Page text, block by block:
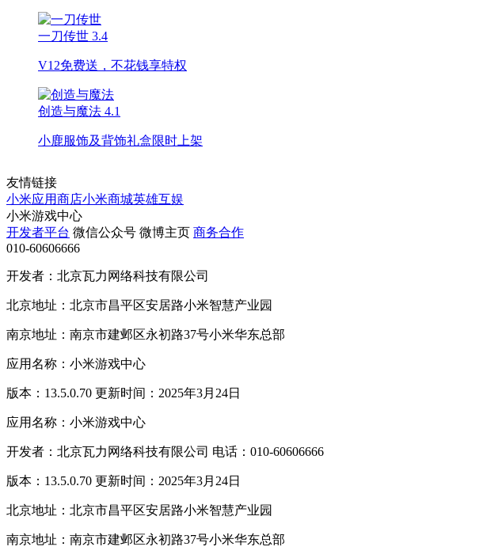
一刀传世 3.4
V12免费送，不花钱享特权
创造与魔法 4.1
小鹿服饰及背饰礼盒限时上架
友情链接
小米应用商店小米商城英雄互娱
小米游戏中心
开发者平台 微信公众号 微博主页 商务合作
010-60606666
开发者：北京瓦力网络科技有限公司
北京地址：北京市昌平区安居路小米智慧产业园
南京地址：南京市建邺区永初路37号小米华东总部
应用名称：小米游戏中心
版本：13.5.0.70 更新时间：2025年3月24日
应用名称：小米游戏中心
开发者：北京瓦力网络科技有限公司 电话：010-60606666
版本：13.5.0.70 更新时间：2025年3月24日
北京地址：北京市昌平区安居路小米智慧产业园
南京地址：南京市建邺区永初路37号小米华东总部